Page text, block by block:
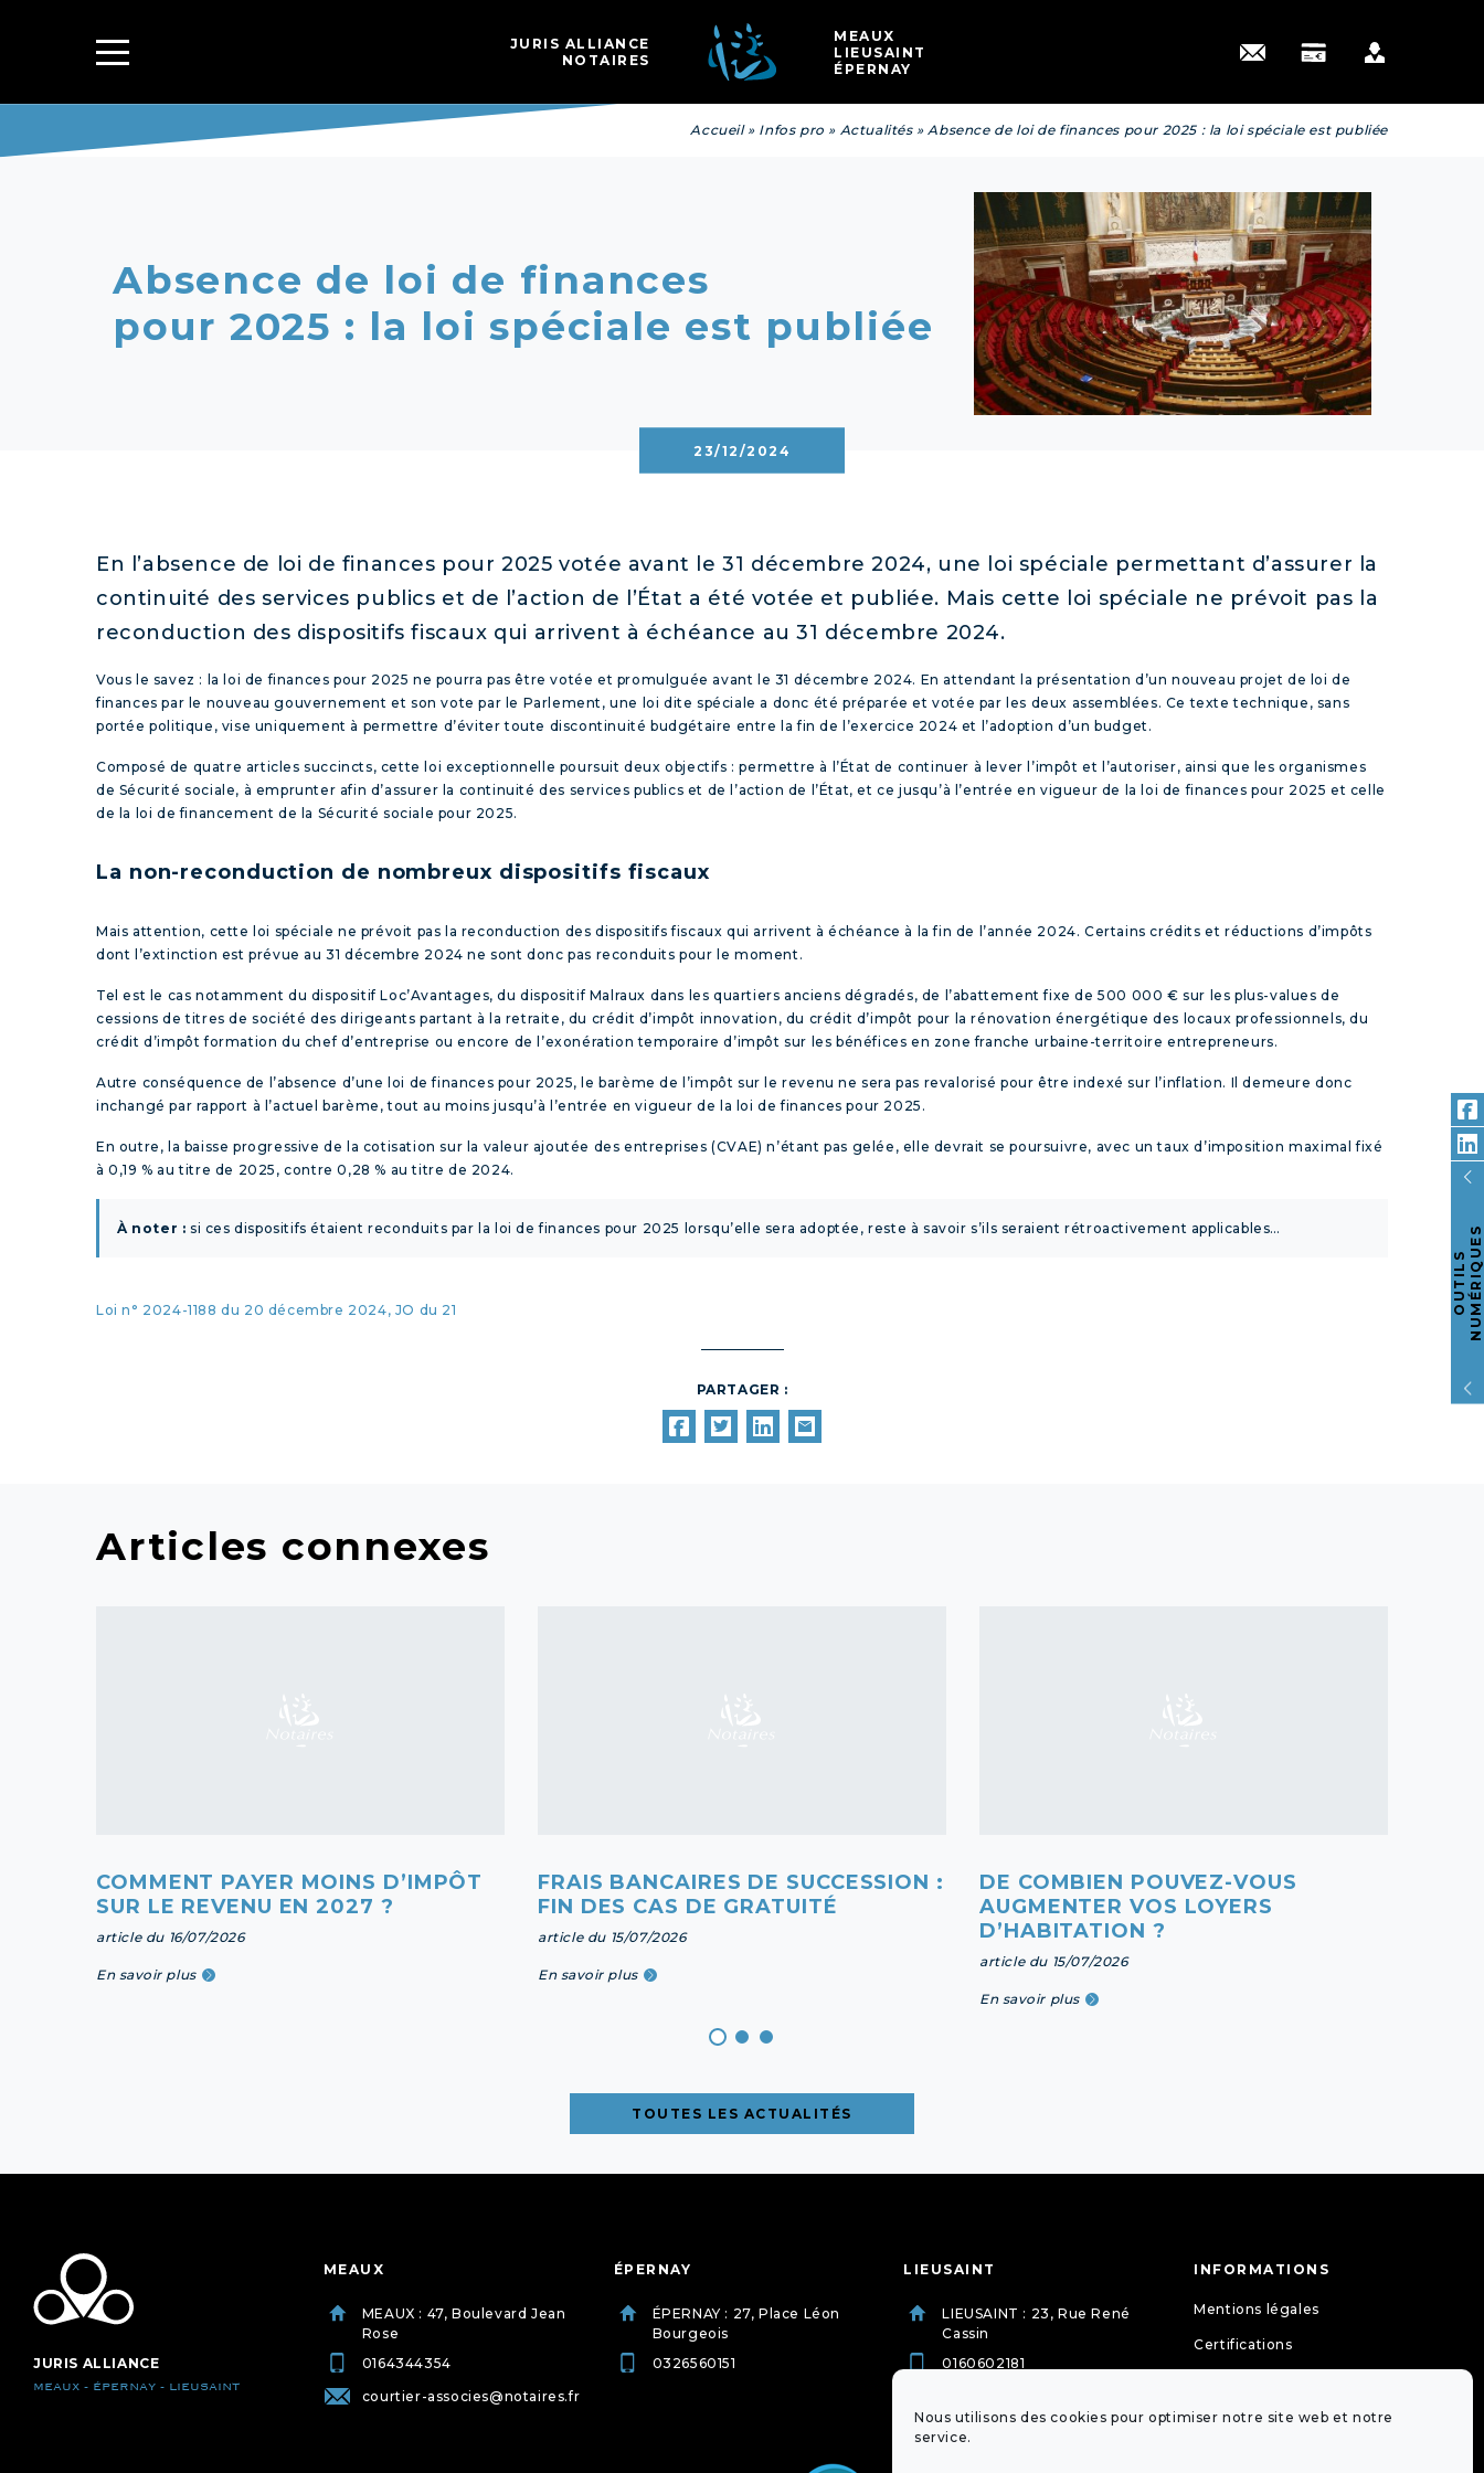
Nous utilisons des cookies pour optimiser notre site web et notre
service.
JURIS ALLIANCE
NOTAIRES
MEAUX
LIEUSAINT
ÉPERNAY
Accueil» Infos pro » Actualités»Absence de loi de finances pour 2025 : la loi spéciale est publiée
Absence de loi de finances
pour 2025 : la loi spéciale est publiée
23/12/2024
En l’absence de loi de finances pour 2025 votée avant le 31 décembre 2024, une loi spéciale permettant d’assurer la
continuité des services publics et de l’action de l’État a été votée et publiée. Mais cette loi spéciale ne prévoit pas la
reconduction des dispositifs fiscaux qui arrivent à échéance au 31 décembre 2024.
Vous le savez : la loi de finances pour 2025 ne pourra pas être votée et promulguée avant le 31 décembre 2024. En attendant la présentation d’un nouveau projet de loi de
finances par le nouveau gouvernement et son vote par le Parlement, une loi dite spéciale a donc été préparée et votée par les deux assemblées. Ce texte technique, sans
portée politique, vise uniquement à permettre d’éviter toute discontinuité budgétaire entre la fin de l’exercice 2024 et l’adoption d’un budget.
Composé de quatre articles succincts, cette loi exceptionnelle poursuit deux objectifs : permettre à l’État de continuer à lever l’impôt et l’autoriser, ainsi que les organismes
de Sécurité sociale, à emprunter afin d’assurer la continuité des services publics et de l’action de l’État, et ce jusqu’à l’entrée en vigueur de la loi de finances pour 2025 et celle
de la loi de financement de la Sécurité sociale pour 2025.
La non-reconduction de nombreux dispositifs fiscaux
Mais attention, cette loi spéciale ne prévoit pas la reconduction des dispositifs fiscaux qui arrivent à échéance à la fin de l’année 2024. Certains crédits et réductions d’impôts
dont l’extinction est prévue au 31 décembre 2024 ne sont donc pas reconduits pour le moment.
Tel est le cas notamment du dispositif Loc’Avantages, du dispositif Malraux dans les quartiers anciens dégradés, de l’abattement fixe de 500 000 € sur les plus-values de
cessions de titres de société des dirigeants partant à la retraite, du crédit d’impôt innovation, du crédit d’impôt pour la rénovation énergétique des locaux professionnels, du
crédit d’impôt formation du chef d’entreprise ou encore de l’exonération temporaire d’impôt sur les bénéfices en zone franche urbaine-territoire entrepreneurs.
Autre conséquence de l’absence d’une loi de finances pour 2025, le barème de l’impôt sur le revenu ne sera pas revalorisé pour être indexé sur l’inflation. Il demeure donc
inchangé par rapport à l’actuel barème, tout au moins jusqu’à l’entrée en vigueur de la loi de finances pour 2025.
En outre, la baisse progressive de la cotisation sur la valeur ajoutée des entreprises (CVAE) n’étant pas gelée, elle devrait se poursuivre, avec un taux d’imposition maximal fixé
à 0,19 % au titre de 2025, contre 0,28 % au titre de 2024.
À noter : si ces dispositifs étaient reconduits par la loi de finances pour 2025 lorsqu’elle sera adoptée, reste à savoir s’ils seraient rétroactivement applicables…
Loi n° 2024-1188 du 20 décembre 2024, JO du 21
PARTAGER :
Articles connexes
COMMENT PAYER MOINS D’IMPÔT
SUR LE REVENU EN 2027 ?
article du 16/07/2026
En savoir plus
FRAIS BANCAIRES DE SUCCESSION :
FIN DES CAS DE GRATUITÉ
article du 15/07/2026
En savoir plus
DE COMBIEN POUVEZ-VOUS
AUGMENTER VOS LOYERS
D’HABITATION ?
article du 15/07/2026
En savoir plus
TOUTES LES ACTUALITÉS
JURIS ALLIANCE
MEAUX - ÉPERNAY - LIEUSAINT
MEAUX
MEAUX : 47, Boulevard Jean
Rose
0164344354
courtier-associes@notaires.fr
ÉPERNAY
ÉPERNAY : 27, Place Léon
Bourgeois
0326560151
LIEUSAINT
LIEUSAINT : 23, Rue René
Cassin
0160602181
dessus.77097@notaires.fr
INFORMATIONS
Mentions légales
Certifications
Guides pratiques
O
U
T
I
L
S
N
U
M
É
R
I
Q
U
ES